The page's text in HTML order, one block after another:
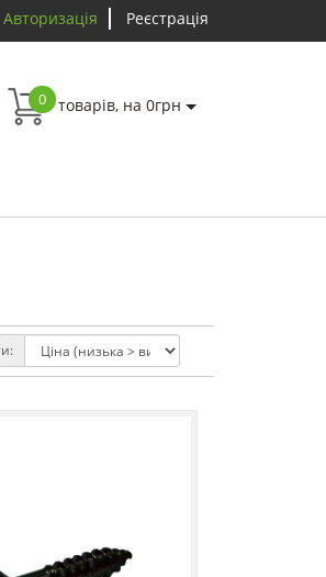
Авторизація Реєстрація
0 товарів, на 0грн